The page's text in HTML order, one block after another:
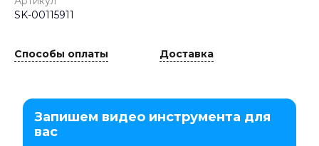
SK-00115911
Способы оплаты Доставка
Запишем видео инструмента для
вас